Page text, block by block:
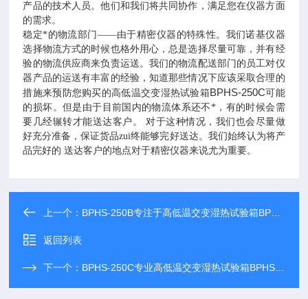
产品的技术人员。他们和我们将共同协作，满足您在仪器方面
的需求。
稳定*的物流部门——由于精密仪器的特殊性。我们诺基仪器
选择物流方式的时候也格外用心，总是选择尽量可靠，并有经
验的物流供应商来负责运送。我们的物流配送部门的员工对仪
器产品的运送有丰富的经验，知道那些情况下应该采取合理的
措施来预防您购买的高低温交变湿热试验箱BPHS-250C可能
的损坏。但是由于目前国内的物流体系还不*，有的时候会需
要几经辗转才能送达客户。
对于这种情况，我们也会尽量做
好充分准备，保证货品zui终能够完好送达。我们始终认为将产
品完好的 送达客户的地点对于精密仪器来说尤为重要。
上一个： BPHS-250B专注于高低温交变湿热试验箱BPHS-250B研发生产
返回列表
下一个： BPHS-250C专业高低温交变湿热试验箱BPHS-250C厂家